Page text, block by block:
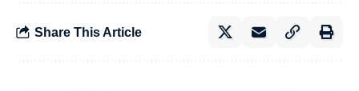
Share This Article